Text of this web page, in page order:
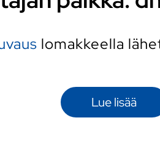
lomakkeella
Lue lisää